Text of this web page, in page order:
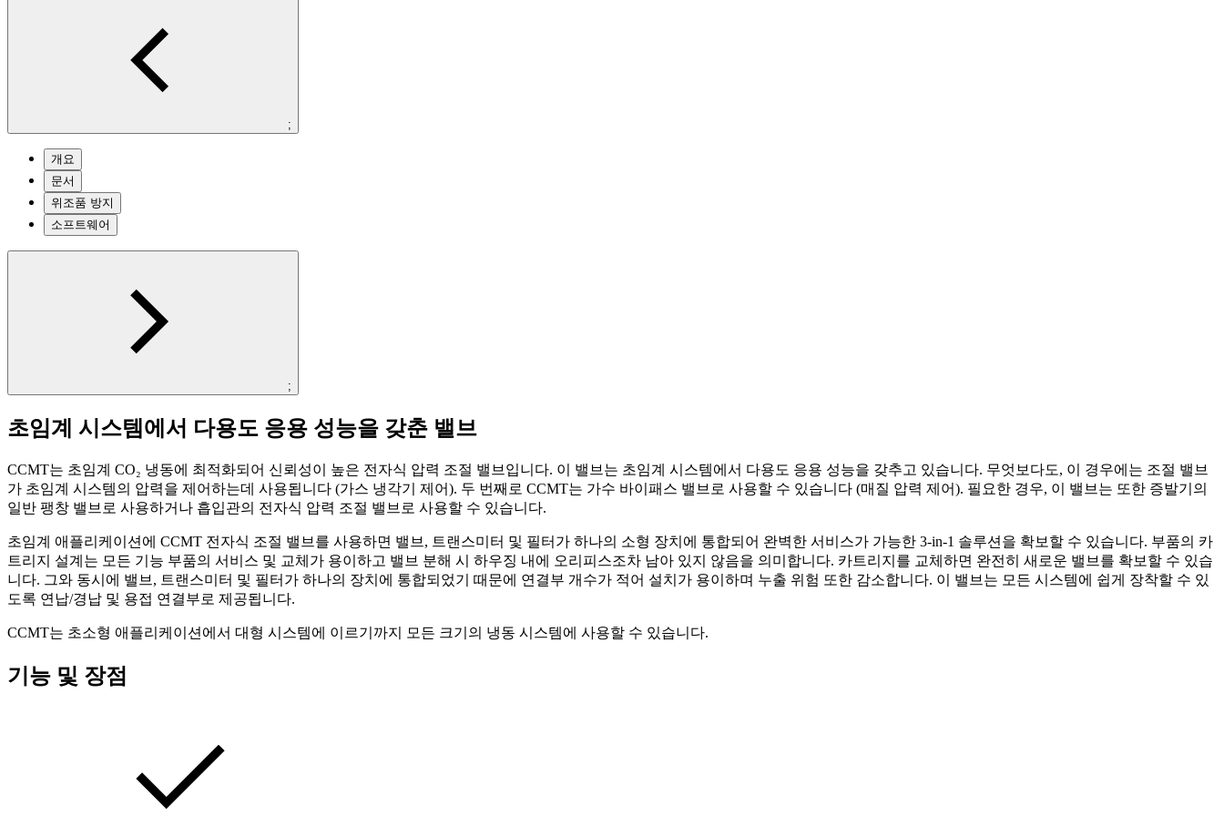
;
개요
문서
위조품 방지
소프트웨어
;
초임계 시스템에서 다용도 응용 성능을 갖춘 밸브
CCMT는 초임계 CO₂ 냉동에 최적화되어 신뢰성이 높은 전자식 압력 조절 밸브입니다. 이 밸브는 초임계 시스템에서 다용도 응용 성능을 갖추고 있습니다. 무엇보다도, 이 경우에는 조절 밸브
가 초임계 시스템의 압력을 제어하는데 사용됩니다 (가스 냉각기 제어). 두 번째로 CCMT는 가수 바이패스 밸브로 사용할 수 있습니다 (매질 압력 제어). 필요한 경우, 이 밸브는 또한 증발기의
일반 팽창 밸브로 사용하거나 흡입관의 전자식 압력 조절 밸브로 사용할 수 있습니다.
초임계 애플리케이션에 CCMT 전자식 조절 밸브를 사용하면 밸브, 트랜스미터 및 필터가 하나의 소형 장치에 통합되어 완벽한 서비스가 가능한 3-in-1 솔루션을 확보할 수 있습니다. 부품의 카
트리지 설계는 모든 기능 부품의 서비스 및 교체가 용이하고 밸브 분해 시 하우징 내에 오리피스조차 남아 있지 않음을 의미합니다. 카트리지를 교체하면 완전히 새로운 밸브를 확보할 수 있습
니다. 그와 동시에 밸브, 트랜스미터 및 필터가 하나의 장치에 통합되었기 때문에 연결부 개수가 적어 설치가 용이하며 누출 위험 또한 감소합니다. 이 밸브는 모든 시스템에 쉽게 장착할 수 있
도록 연납/경납 및 용접 연결부로 제공됩니다.
CCMT는 초소형 애플리케이션에서 대형 시스템에 이르기까지 모든 크기의 냉동 시스템에 사용할 수 있습니다.
기능 및 장점